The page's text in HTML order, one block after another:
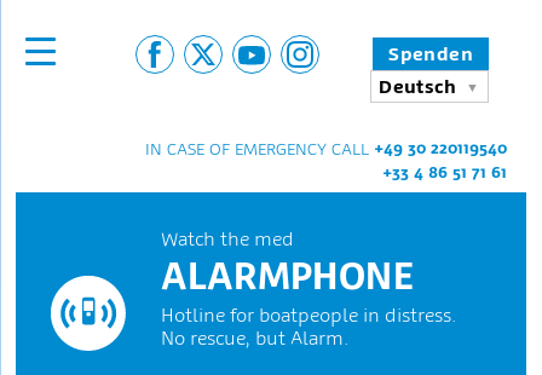
Spenden
Deutsch
IN CASE OF EMERGENCY CALL +49 30 220119540
+33 4 86 51 71 61
Watch the med
ALARMPHONE
Hotline for boatpeople in distress.
No rescue, but Alarm.